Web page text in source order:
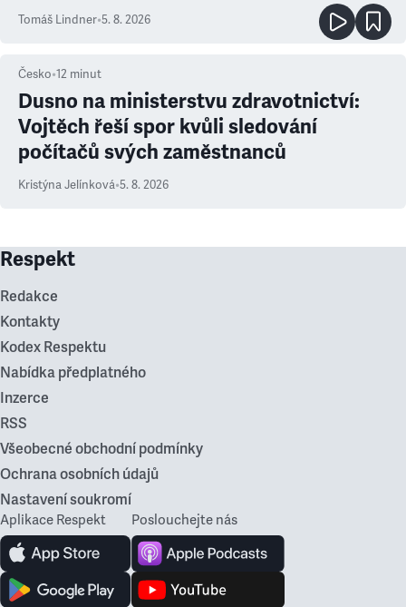
Tomáš Lindner•5. 8. 2026
Česko•12 minut
Dusno na ministerstvu zdravotnictví:
Vojtěch řeší spor kvůli sledování
počítačů svých zaměstnanců
Kristýna Jelínková•5. 8. 2026
Respekt
Redakce
Kontakty
Kodex Respektu
Nabídka předplatného
Inzerce
RSS
Všeobecné obchodní podmínky
Ochrana osobních údajů
Nastavení soukromí
Aplikace Respekt Poslouchejte nás